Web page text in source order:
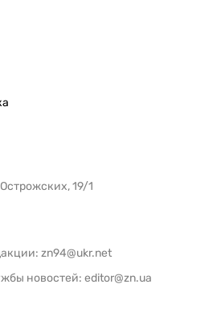
19/1
zn94@ukr.net
новостей: editor@zn.ua